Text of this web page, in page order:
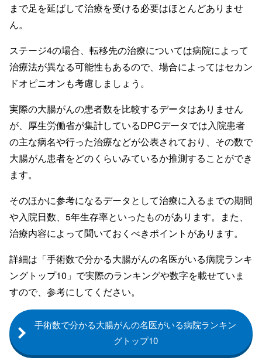
まで足を延ばして治療を受ける必要はほとんどありませ
ん。
ステージ4の場合、転移先の治療については病院によって
治療法が異なる可能性もあるので、場合によってはセカン
ドオピニオンも考慮しましょう。
実際の大腸がんの患者数を比較するデータはありません
が、厚生労働省が集計しているDPCデータでは入院患者
の主な病名や行った治療などが公表されており、その数で
大腸がん患者をどのくらいみているか推測することができ
ます。
そのほかに参考になるデータとして治療に入るまでの期間
や入院日数、5年生存率といったものがあります。また、
治療内容によって聞いておくべきポイントがあります。
詳細は「手術数で分かる大腸がんの名医がいる病院ランキ
ングトップ10」で実際のランキングや数字を載せていま
すので、参考にしてください。
手術数で分かる大腸がんの名医がいる病院ランキン
グトップ10